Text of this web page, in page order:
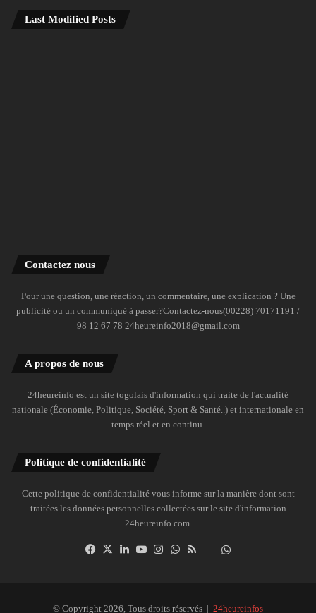
Last Modified Posts
Contactez nous
Pour une question, une réaction, un commentaire, une explication ? Une
publicité ou un communiqué à passer?Contactez-nous(00228) 70171191 /
98 12 67 78 24heureinfo2018@gmail.com
A propos de nous
24heureinfo est un site togolais d'information qui traite de l'actualité
nationale (Économie, Politique, Société, Sport & Santé..) et internationale en
temps réel et en continu.
Politique de confidentialité
Cette politique de confidentialité vous informe sur la manière dont sont
traitées les données personnelles collectées sur le site d'information
24heureinfo.com.
Facebook
X LinkedinYouTubeInstagramWhatsAppDailymotion
© Copyright 2026, Tous droits réservés | 24heureinfos